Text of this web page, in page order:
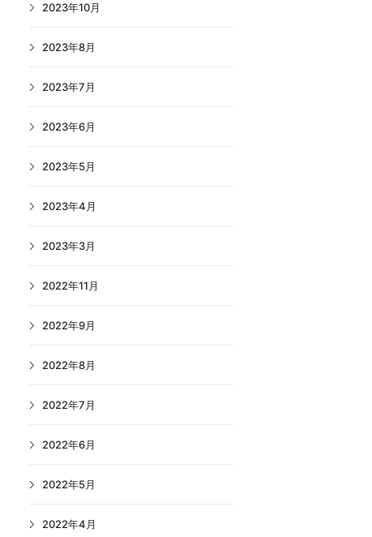
2023年10月
2023年8月
2023年7月
2023年6月
2023年5月
2023年4月
2023年3月
2022年11月
2022年9月
2022年8月
2022年7月
2022年6月
2022年5月
2022年4月